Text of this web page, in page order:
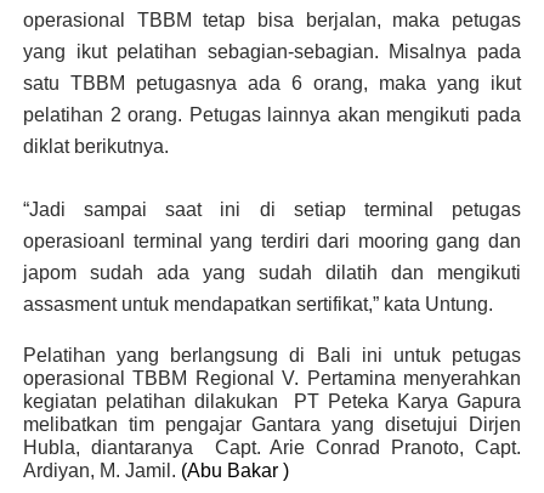
operasional TBBM tetap bisa berjalan, maka petugas
yang ikut pelatihan sebagian-sebagian. Misalnya pada
satu TBBM petugasnya ada 6 orang, maka yang ikut
pelatihan 2 orang. Petugas lainnya akan mengikuti pada
diklat berikutnya.
“Jadi sampai saat ini di setiap terminal petugas
operasioanl terminal yang terdiri dari mooring gang dan
japom sudah ada yang sudah dilatih dan mengikuti
assasment untuk mendapatkan sertifikat,” kata Untung.
Pelatihan yang berlangsung di Bali ini untuk petugas
operasional TBBM Regional V. Pertamina menyerahkan
kegiatan pelatihan dilakukan PT Peteka Karya Gapura
melibatkan tim pengajar Gantara yang disetujui Dirjen
Hubla, diantaranya
Capt. Arie Conrad Pranoto, Capt.
Ardiyan, M. Jamil. (Abu Bakar )